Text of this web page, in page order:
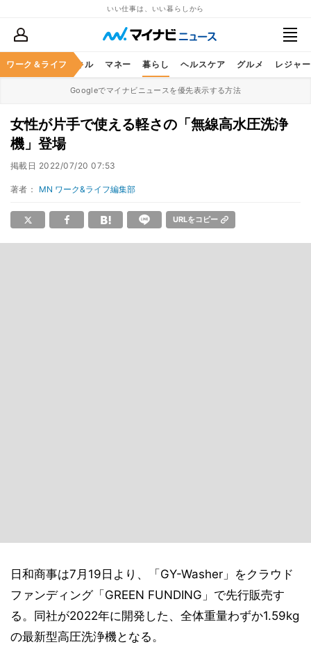
いい仕事は、いい暮らしから
ワーク＆ライフ
ア ビジネススキル マネー 暮らし ヘルスケア グルメ レジャー
Googleでマイナビニュースを優先表示する方法
女性が片手で使える軽さの「無線高水圧洗浄
機」登場
掲載日 2022/07/20 07:53
著者： MN ワーク&ライフ編集部
URLをコピー
日和商事は7月19日より、「GY-Washer」をクラウド
ファンディング「GREEN FUNDING」で先行販売す
る。同社が2022年に開発した、全体重量わずか1.59kg
の最新型高圧洗浄機となる。